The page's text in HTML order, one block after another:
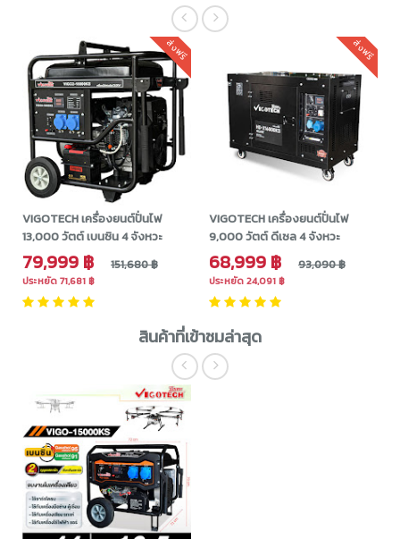
VIGOTECH เครื่องยนต์ปั่นไฟ
13,000 วัตต์ เบนซิน 4 จังหวะ
79,999 ฿ 151,680 ฿
ประหยัด 71,681 ฿
ส่งฟรี
VIGOTECH เครื่องยนต์ปั่นไฟ
9,000 วัตต์ ดีเซล 4 จังหวะ
68,999 ฿ 93,090 ฿
ประหยัด 24,091 ฿
ส่งฟรี
สินค้าที่เข้าชมล่าสุด